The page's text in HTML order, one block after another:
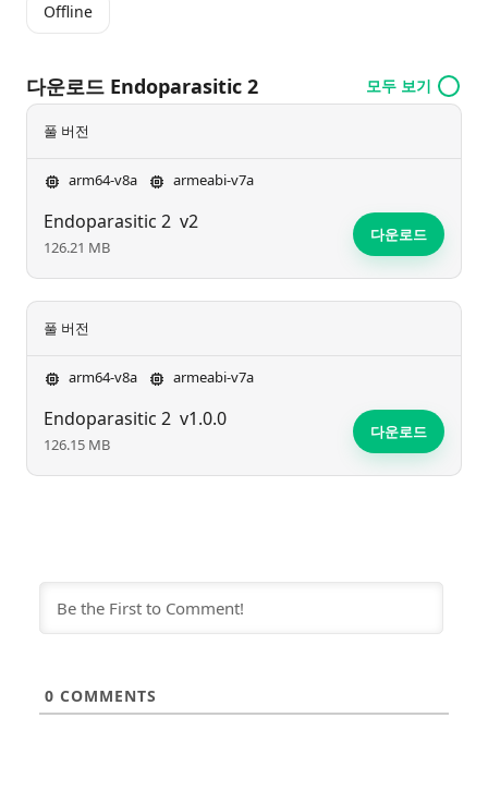
Offline
다운로드 Endoparasitic 2 모두 보기
풀 버전
arm64-v8a armeabi-v7a
Endoparasitic 2 v2
126.21 MB
다운로드
풀 버전
arm64-v8a armeabi-v7a
Endoparasitic 2 v1.0.0
126.15 MB
다운로드
0 COMMENTS